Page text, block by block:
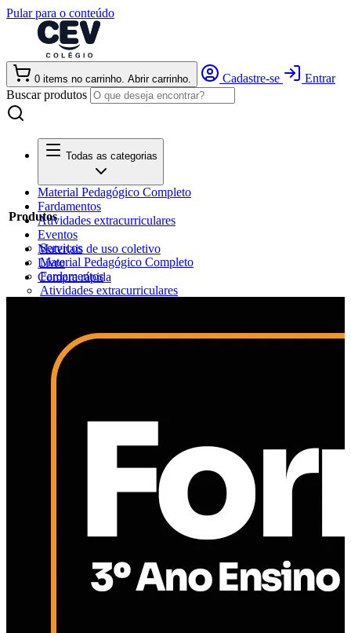
Pular para o conteúdo
0 items no carrinho. Abrir carrinho. Cadastre-se
Entrar
Buscar produtos
Todas as categorias
Produtos
Serviços
Material Pedagógico Completo
Fardamentos
Atividades extracurriculares
Material Pedagógico Completo
Fardamentos
Atividades extracurriculares
Eventos
Materiais de uso coletivo
Livro
Compra rápida